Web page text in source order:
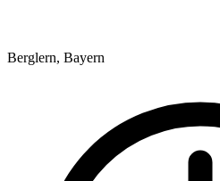
Berglern, Bayern